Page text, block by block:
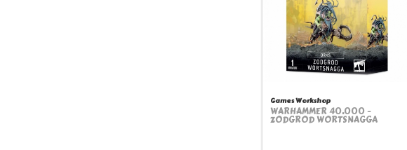
Quickview
Games Workshop
WARHAMMER 40.000 -
ZODGROD WORTSNAGGA